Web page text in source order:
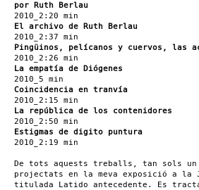
por Ruth Berlau
2010_2:20 min
El archivo de Ruth Berlau
2010_2:37 min
Pingüinos, pelícanos y cuervos, las
2010_2:26 min
La empatía de Diógenes
2010_5 min
Coincidencia en tranvía
2010_2:15 min
La república de los contenidores
2010_2:50 min
Estigmas de digito puntura
2010_2:19 min
De tots aquests treballs, tan sols
projectats en la meva exposició a la
titulada Latido antecedente. Es